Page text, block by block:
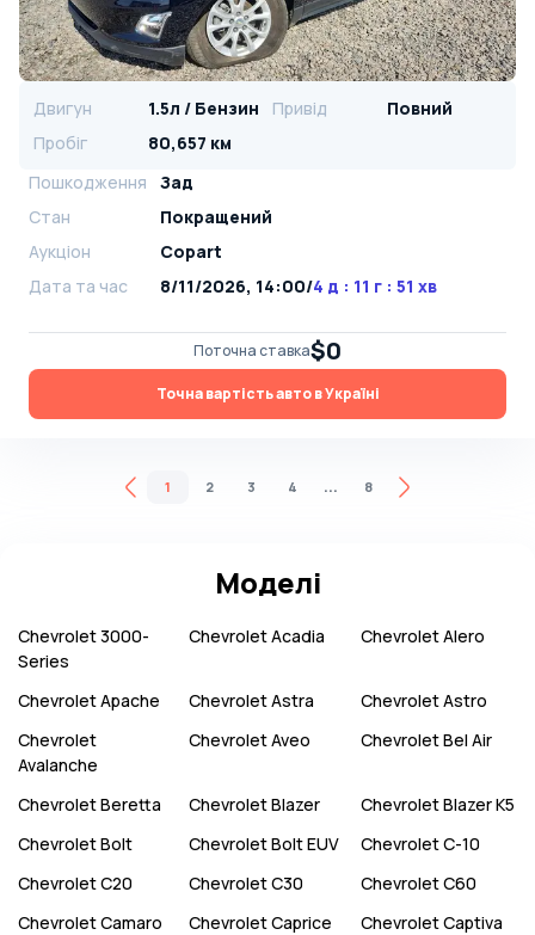
Двигун 1.5л / Бензин Привід
Повний
Пробіг
80,657 км
Пошкодження
Зад
Стан
Покращений
Аукціон
Copart
Дата та час
8/11/2026, 14:00/4 д : 11 г : 51 хв
Поточна ставка$0
Точна вартість авто в Україні
1 2 3 4 ... 8
Моделі
Chevrolet3000-
Series
ChevroletAcadia ChevroletAlero
ChevroletApache ChevroletAstra ChevroletAstro
Chevrolet
Avalanche
ChevroletAveo ChevroletBel Air
ChevroletBeretta ChevroletBlazer ChevroletBlazer K5
ChevroletBolt ChevroletBolt EUV ChevroletC-10
ChevroletC20 ChevroletC30 ChevroletC60
ChevroletCamaro ChevroletCaprice ChevroletCaptiva